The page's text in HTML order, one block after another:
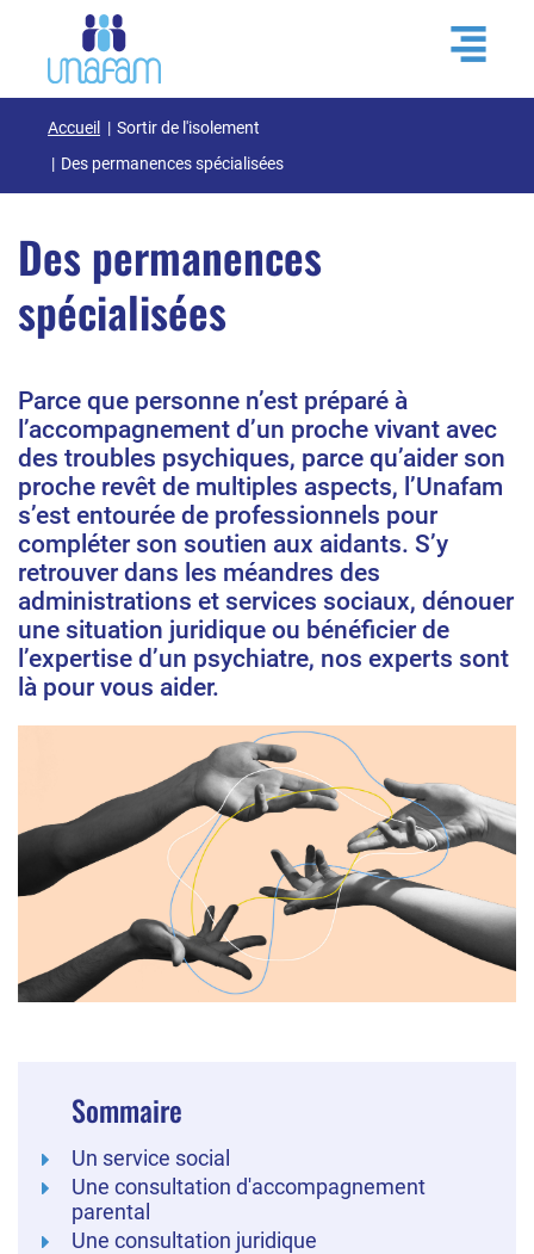
Accueil
Sortir de l'isolement
Des permanences spécialisées
Des permanences
spécialisées
Parce que personne n’est préparé à
l’accompagnement d’un proche vivant avec
des troubles psychiques, parce qu’aider son
proche revêt de multiples aspects, l’Unafam
s’est entourée de professionnels pour
compléter son soutien aux aidants. S’y
retrouver dans les méandres des
administrations et services sociaux, dénouer
une situation juridique ou bénéficier de
l’expertise d’un psychiatre, nos experts sont
là pour vous aider.
Sommaire
Un service social
Une consultation d'accompagnement
parental
Une consultation juridique